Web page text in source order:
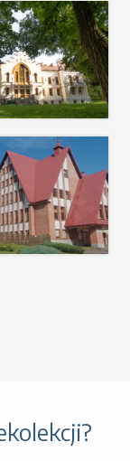
- Dom
więcej
Dominikański
więcej